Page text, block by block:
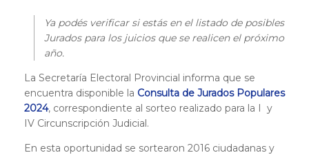
Ya podés verificar si estás en el listado de posibles
Jurados para los juicios que se realicen el próximo
año.
La Secretaría Electoral Provincial informa que se
encuentra disponible la Consulta de Jurados Populares
2024, correspondiente al sorteo realizado para la I y
IV Circunscripción Judicial.
En esta oportunidad se sortearon 2016 ciudadanas y